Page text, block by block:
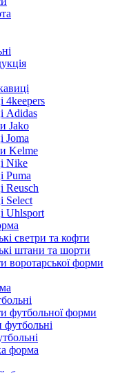
4keepers
Adidas
Jako
Joma
Kelme
Nike
Puma
Reusch
Select
Uhlsport
светри та кофти
штани та шорти
воротарської форми
футбольної форми
форма